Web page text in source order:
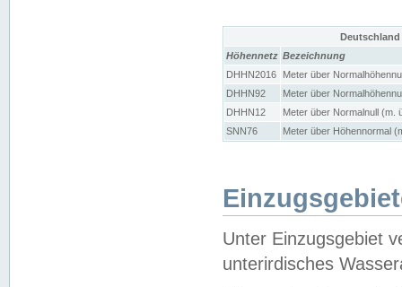
Höhennetz Bezeichnung
DHHN2016
Meter über
DHHN92
Meter über
DHHN12
Meter über Normalnull (m.
SNN76
Meter über Höhennormal
Unter Einzugsgebiet
unterirdisches